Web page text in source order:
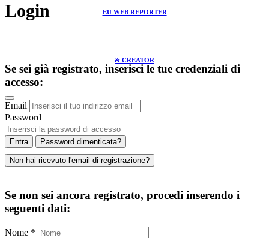
EU WEB REPORTER
& CREATOR
Login
Se sei già registrato, inserisci le tue credenziali di
accesso:
Email
Password
Entra Password dimenticata?
Non hai ricevuto l'email di registrazione?
Se non sei ancora registrato, procedi inserendo i
seguenti dati:
Nome *